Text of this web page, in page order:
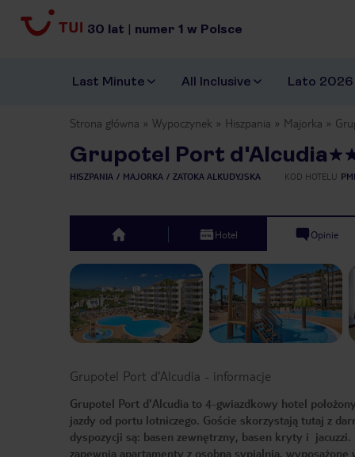
30 lat | numer 1 w Polsce
Last Minute All Inclusive Lato 2026
Strona główna Wypoczynek Hiszpania Majorka
Grupotel Port d'Alcudia
HISZPANIA MAJORKA ZATOKA ALKUDYJSKA KOD HOTELU
top Hotel Opinie
Previous slide
Grupotel Port d'Alcudia - informacje
Grupotel Port d'Alcudia to 4-gwiazdkowy hotel
jazdy od portu lotniczego. Goście skorzystają tutaj z
dyspozycji są: basen zewnętrzny, basen kryty i
zapewnią apartamenty z osobną sypialnią,